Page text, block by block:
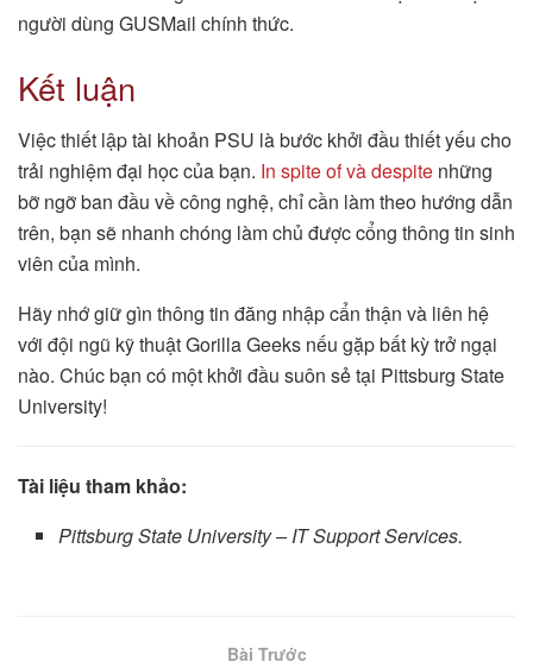
người dùng GUSMail chính thức.
Kết luận
Việc thiết lập tài khoản PSU là bước khởi đầu thiết yếu cho
trải nghiệm đại học của bạn. In spite of và despite những
bỡ ngỡ ban đầu về công nghệ, chỉ cần làm theo hướng dẫn
trên, bạn sẽ nhanh chóng làm chủ được cổng thông tin sinh
viên của mình.
Hãy nhớ giữ gìn thông tin đăng nhập cẩn thận và liên hệ
với đội ngũ kỹ thuật Gorilla Geeks nếu gặp bất kỳ trở ngại
nào. Chúc bạn có một khởi đầu suôn sẻ tại Pittsburg State
University!
Tài liệu tham khảo:
Pittsburg State University – IT Support Services.
Bài Trước